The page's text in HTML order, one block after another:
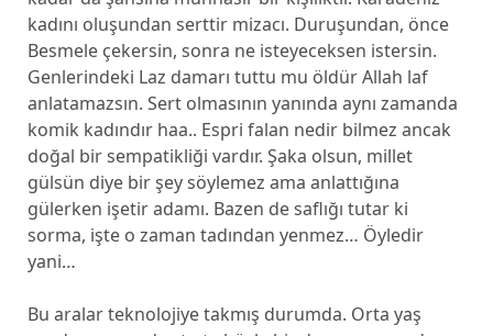
kadını oluşundan serttir mizacı. Duruşundan, önce
Besmele çekersin, sonra ne isteyeceksen istersin.
Genlerindeki Laz damarı tuttu mu öldür Allah laf
anlatamazsın. Sert olmasının yanında aynı zamanda
komik kadındır haa.. Espri falan nedir bilmez ancak
doğal bir sempatikliği vardır. Şaka olsun, millet
gülsün diye bir şey söylemez ama anlattığına
gülerken işetir adamı. Bazen de saflığı tutar ki
sorma, işte o zaman tadından yenmez… Öyledir
yani…
Bu aralar teknolojiye takmış durumda. Orta yaş